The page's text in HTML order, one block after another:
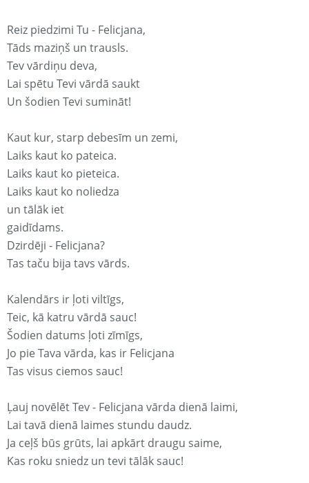
Reiz piedzimi Tu - Felicjana,
Tāds maziņš un trausls.
Tev vārdiņu deva,
Lai spētu Tevi vārdā saukt
Un šodien Tevi sumināt!
Kaut kur, starp debesīm un zemi,
Laiks kaut ko pateica.
Laiks kaut ko pieteica.
Laiks kaut ko noliedza
un tālāk iet
gaidīdams.
Dzirdēji - Felicjana?
Tas taču bija tavs vārds.
Kalendārs ir ļoti viltīgs,
Teic, kā katru vārdā sauc!
Šodien datums ļoti zīmīgs,
Jo pie Tava vārda, kas ir Felicjana
Tas visus ciemos sauc!
Ļauj novēlēt Tev - Felicjana vārda dienā laimi,
Lai tavā dienā laimes stundu daudz.
Ja ceļš būs grūts, lai apkārt draugu saime,
Kas roku sniedz un tevi tālāk sauc!